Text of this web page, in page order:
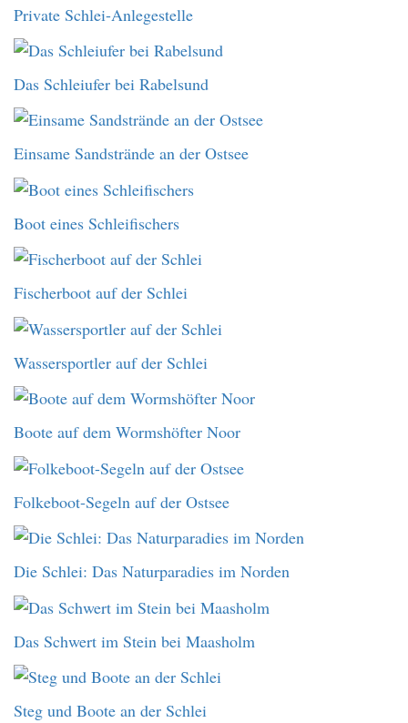
Private Schlei-Anlegestelle
Das Schleiufer bei Rabelsund
Einsame Sandstrände an der Ostsee
Boot eines Schleifischers
Fischerboot auf der Schlei
Wassersportler auf der Schlei
Boote auf dem Wormshöfter Noor
Folkeboot-Segeln auf der Ostsee
Die Schlei: Das Naturparadies im Norden
Das Schwert im Stein bei Maasholm
Steg und Boote an der Schlei